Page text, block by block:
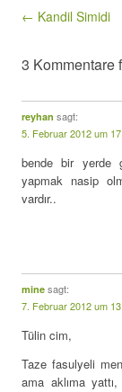
← Kandil Simidi
3 Kommentare
reyhan sagt:
5. Februar 2012 um
bende bir yerde
yapmak nasip
vardır..
mine sagt:
7. Februar 2012 um
Tülin cim,
Taze fasulyeli
ama aklıma